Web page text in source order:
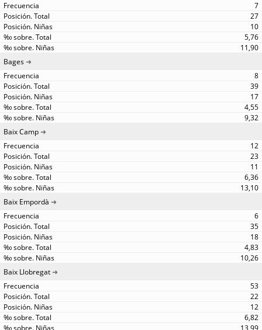
7
27
10
5,76
11,90
Bages
8
39
17
4,55
9,32
Baix Camp
12
23
11
6,36
13,10
Baix Empordà
6
35
18
4,83
10,26
Baix Llobregat
53
22
12
6,82
13,99